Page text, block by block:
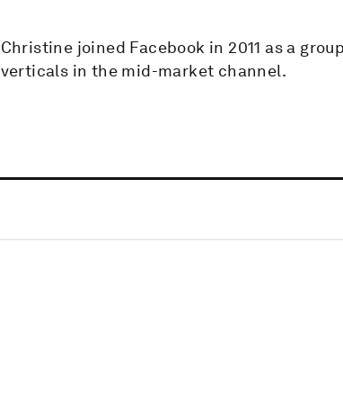
Christine joined Facebook in 2011 as a
verticals in the mid-market channel.